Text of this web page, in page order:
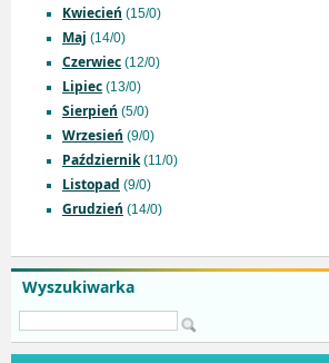
Wyszukiwarka
Kwiecień (15/0)
Maj (14/0)
Czerwiec (12/0)
Lipiec (13/0)
Sierpień (5/0)
Wrzesień (9/0)
Październik(11/0)
Listopad (9/0)
Grudzień (14/0)